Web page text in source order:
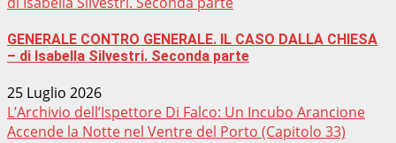
GENERALE CONTRO GENERALE. IL CASO DALLA CHIESA
– di Isabella Silvestri. Seconda parte
25 Luglio 2026
L’Archivio dell’Ispettore Di Falco: Un Incubo Arancione
Accende la Notte nel Ventre del Porto (Capitolo 33)